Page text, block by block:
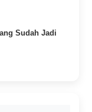
Sudah Jadi